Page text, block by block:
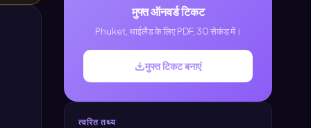
मुफ्त ऑनवर्ड टिकट
Phuket, थाईलैंड के लिए PDF, 30 सेकंड में।
मुफ्त टिकट बनाएं
त्वरित तथ्य